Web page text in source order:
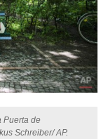
Puerta de
Schreiber/ AP.